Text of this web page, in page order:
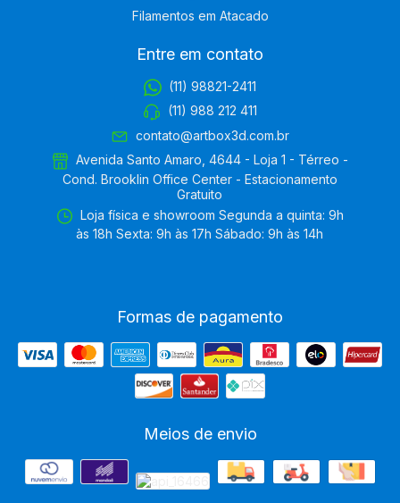
Filamentos em Atacado
Entre em contato
(11) 98821-2411
(11) 988 212 411
contato@artbox3d.com.br
Avenida Santo Amaro, 4644 - Loja 1 - Térreo -
Cond. Brooklin Office Center - Estacionamento
Gratuito
Loja física e showroom Segunda a quinta: 9h
às 18h Sexta: 9h às 17h Sábado: 9h às 14h
Formas de pagamento
Meios de envio